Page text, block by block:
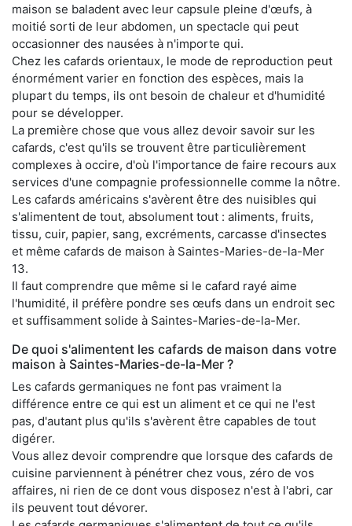
maison se baladent avec leur capsule pleine d'œufs, à
moitié sorti de leur abdomen, un spectacle qui peut
occasionner des nausées à n'importe qui.
Chez les cafards orientaux, le mode de reproduction peut
énormément varier en fonction des espèces, mais la
plupart du temps, ils ont besoin de chaleur et d'humidité
pour se développer.
La première chose que vous allez devoir savoir sur les
cafards, c'est qu'ils se trouvent être particulièrement
complexes à occire, d'où l'importance de faire recours aux
services d'une compagnie professionnelle comme la nôtre.
Les cafards américains s'avèrent être des nuisibles qui
s'alimentent de tout, absolument tout : aliments, fruits,
tissu, cuir, papier, sang, excréments, carcasse d'insectes
et même cafards de maison à Saintes-Maries-de-la-Mer
13.
Il faut comprendre que même si le cafard rayé aime
l'humidité, il préfère pondre ses œufs dans un endroit sec
et suffisamment solide à Saintes-Maries-de-la-Mer.
De quoi s'alimentent les cafards de maison dans votre
maison à Saintes-Maries-de-la-Mer ?
Les cafards germaniques ne font pas vraiment la
différence entre ce qui est un aliment et ce qui ne l'est
pas, d'autant plus qu'ils s'avèrent être capables de tout
digérer.
Vous allez devoir comprendre que lorsque des cafards de
cuisine parviennent à pénétrer chez vous, zéro de vos
affaires, ni rien de ce dont vous disposez n'est à l'abri, car
ils peuvent tout dévorer.